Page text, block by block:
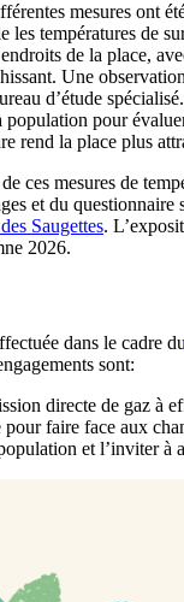
mesures ont
les températures de
de la place,
Une
d’étude
population pour
rend la place plus
ces mesures de
et du questionnaire
Saugettes.
2026.
dans le cadre du
sont:
directe de gaz à
faire face aux
et l’inviter à